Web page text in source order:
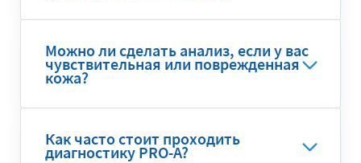
Можно ли сделать анализ, если у вас
чувствительная или поврежденная
кожа?
Как часто стоит проходить
диагностику PRO-A?